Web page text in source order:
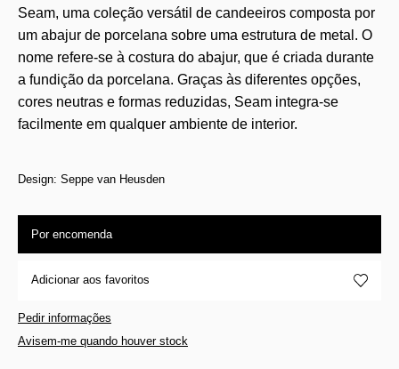
Seam, uma coleção versátil de candeeiros composta por
um abajur de porcelana sobre uma estrutura de metal. O
nome refere-se à costura do abajur, que é criada durante
a fundição da porcelana. Graças às diferentes opções,
cores neutras e formas reduzidas, Seam integra-se
facilmente em qualquer ambiente de interior.
Design: Seppe van Heusden
Por encomenda
Adicionar aos favoritos
Pedir informações
Avisem-me quando houver stock